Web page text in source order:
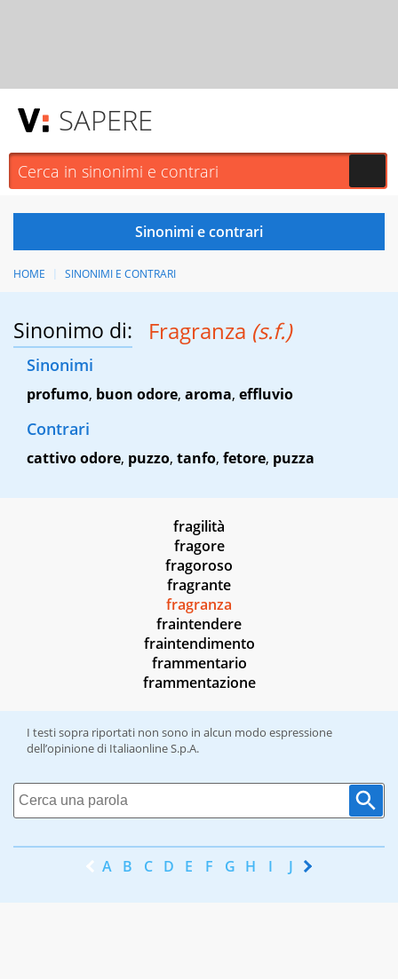
SAPERE
HOME SINONIMI E CONTRARI
Sinonimo di: Fragranza (s.f.)
Sinonimi
profumo, buon odore, aroma, effluvio
Contrari
cattivo odore, puzzo, tanfo, fetore, puzza
fragilità
fragore
fragoroso
fragrante
fragranza
fraintendere
fraintendimento
frammentario
frammentazione
I testi sopra riportati non sono in alcun modo espressione
dell’opinione di Italiaonline S.p.A.
A B C D E F G H I J K